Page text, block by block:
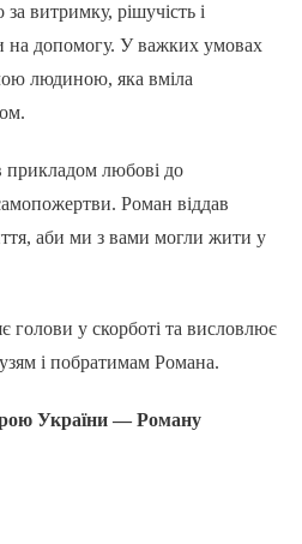
витримку, рішучість і
на допомогу. У важких умовах
людиною, яка вміла
любові до
Роман віддав
аби ми з вами могли жити у
голови у скорботі та висловлює
і побратимам Романа.
України — Роману